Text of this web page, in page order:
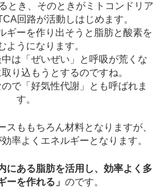
とき、そのときがミトコンドリア
回路が活動しはじめます。
ギーを作り出そうと脂肪と酸素を
ようになります。
は「ぜいぜい」と呼吸が荒くな
り込もうとするのですね。
で「好気性代謝」とも呼ばれま
す。
スももちろん材料となりますが、
率よくエネルギーとなります。
にある脂肪を活用し、効率よく多
ーを作れる」 のです。